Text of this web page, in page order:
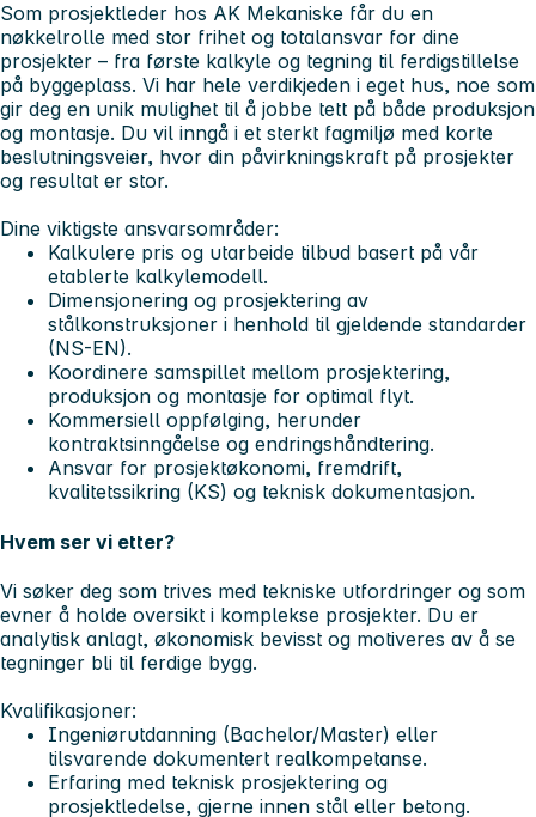
Som prosjektleder hos AK Mekaniske får du en
nøkkelrolle med stor frihet og totalansvar for dine
prosjekter – fra første kalkyle og tegning til ferdigstillelse
på byggeplass. Vi har hele verdikjeden i eget hus, noe som
gir deg en unik mulighet til å jobbe tett på både produksjon
og montasje. Du vil inngå i et sterkt fagmiljø med korte
beslutningsveier, hvor din påvirkningskraft på prosjekter
og resultat er stor.
Dine viktigste ansvarsområder:
Kalkulere pris og utarbeide tilbud basert på vår
etablerte kalkylemodell.
Dimensjonering og prosjektering av
stålkonstruksjoner i henhold til gjeldende standarder
(NS-EN).
Koordinere samspillet mellom prosjektering,
produksjon og montasje for optimal flyt.
Kommersiell oppfølging, herunder
kontraktsinngåelse og endringshåndtering.
Ansvar for prosjektøkonomi, fremdrift,
kvalitetssikring (KS) og teknisk dokumentasjon.
Hvem ser vi etter?
Vi søker deg som trives med tekniske utfordringer og som
evner å holde oversikt i komplekse prosjekter. Du er
analytisk anlagt, økonomisk bevisst og motiveres av å se
tegninger bli til ferdige bygg.
Kvalifikasjoner:
Ingeniørutdanning (Bachelor/Master) eller
tilsvarende dokumentert realkompetanse.
Erfaring med teknisk prosjektering og
prosjektledelse, gjerne innen stål eller betong.